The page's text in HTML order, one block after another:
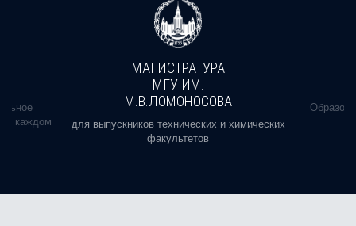
в каждом
МАГИСТРАТУРА
МГУ ИМ.
М.В.ЛОМОНОСОВА
для выпускников технических и химических
факультетов